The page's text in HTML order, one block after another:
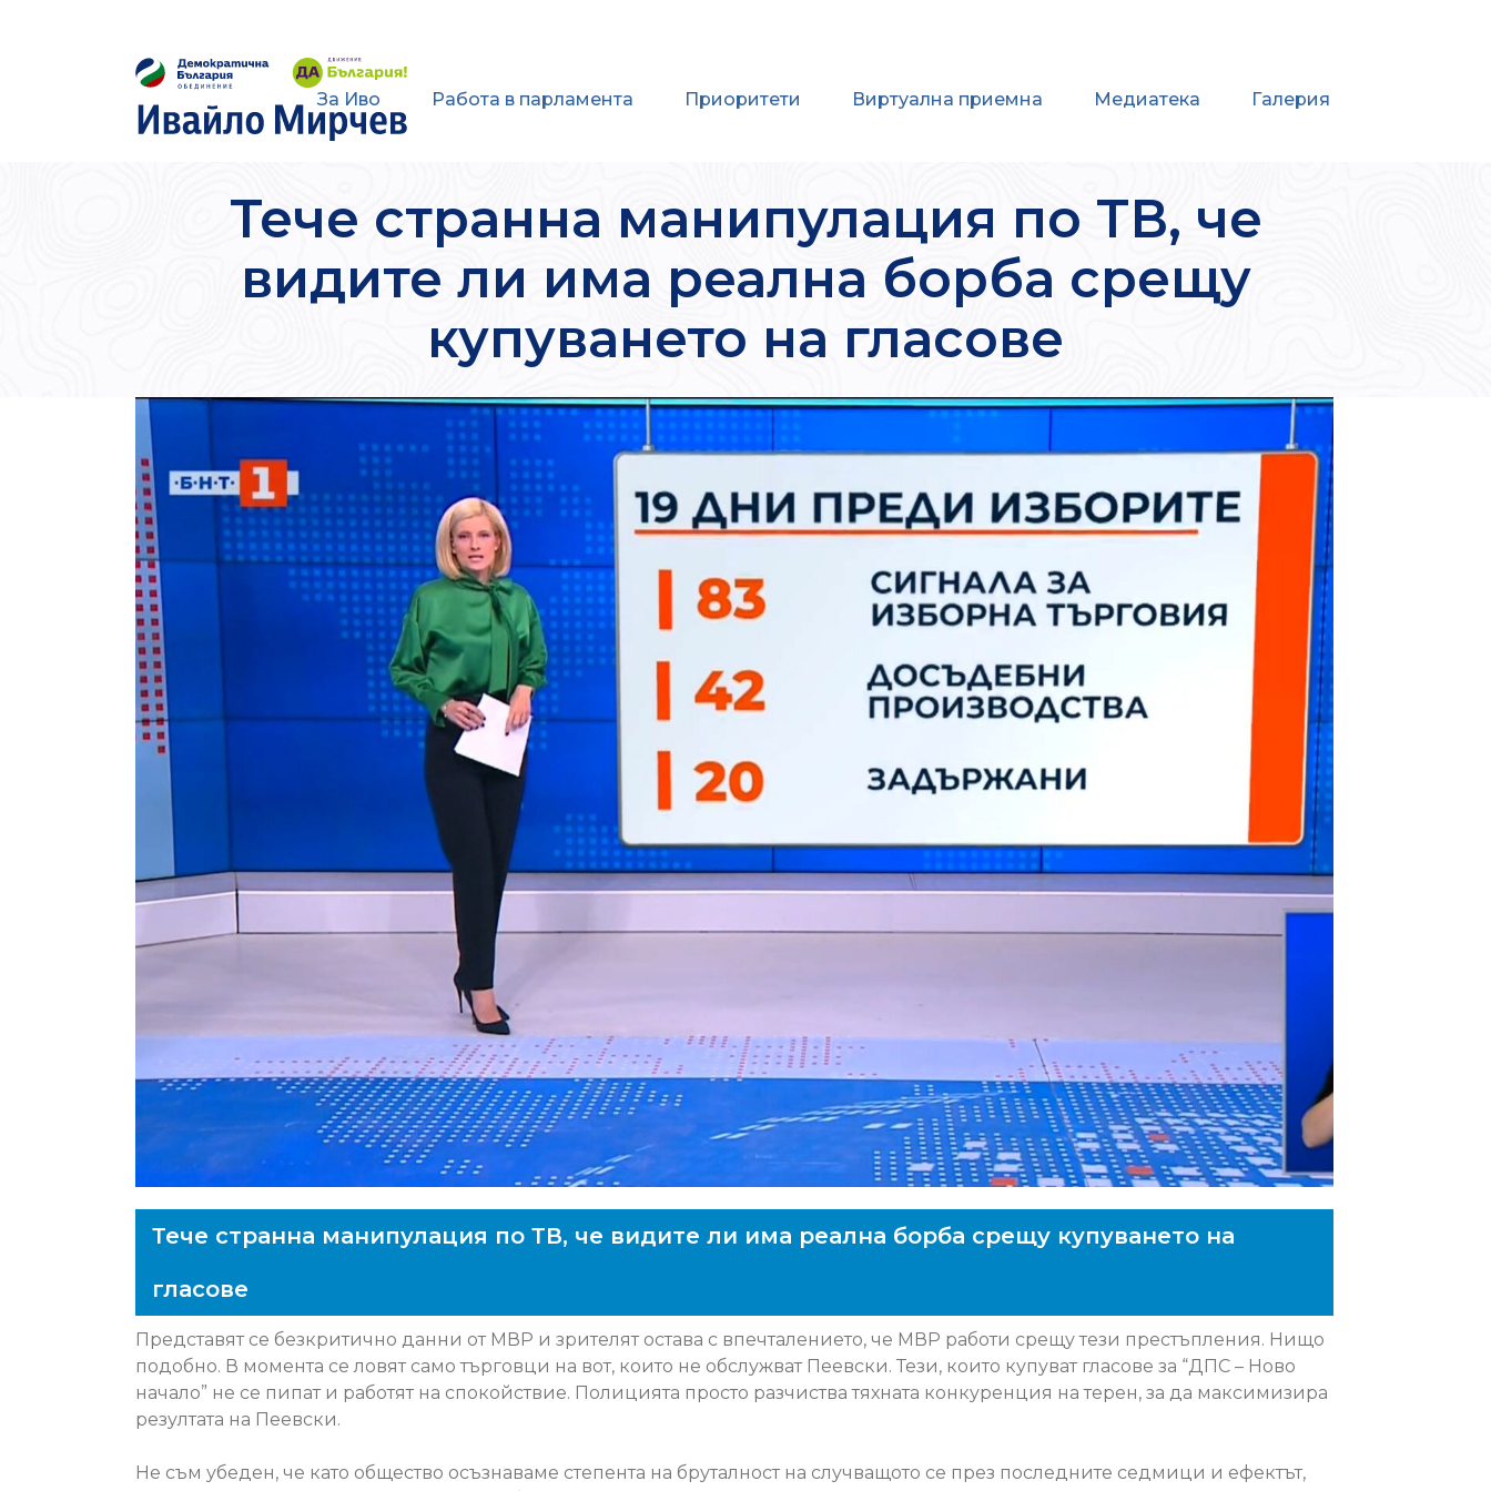
За Иво Работа в парламента Приоритети Виртуална приемна Медиатека Галерия
Тече странна манипулация по ТВ, че
видите ли има реална борба срещу
купуването на гласове
Тече странна манипулация по ТВ, че видите ли има реална борба срещу купуването на
гласове
Представят се безкритично данни от МВР и зрителят остава с впечталението, че МВР работи срещу тези престъпления. Нищо
подобно. В момента се ловят само търговци на вот, които не обслужват Пеевски. Тези, които купуват гласове за “ДПС – Ново
начало” не се пипат и работят на спокойствие. Полицията просто разчиства тяхната конкуренция на терен, за да максимизира
резултата на Пеевски.
Не съм убеден, че като общество осъзнаваме степента на бруталност на случващото се през последните седмици и ефектът,